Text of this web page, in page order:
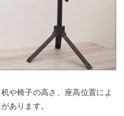
や椅子の高さ、座高位置によ
あります。